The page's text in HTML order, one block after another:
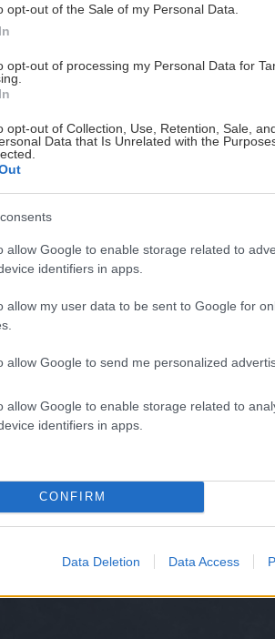
opt-out of the Sale of my Personal Data.
opt-out of processing my Personal Data for
opt-out of Collection, Use, Retention, Sale,
Data that Is Unrelated with the
allow Google to enable storage related to
identifiers in apps.
allow my user data to be sent to Google for
allow Google to send me personalized
allow Google to enable storage related to
identifiers in apps.
CONFIRM
Data Deletion Data Access
missa när biljetterna till säsongens matcher
KONTRAKTET